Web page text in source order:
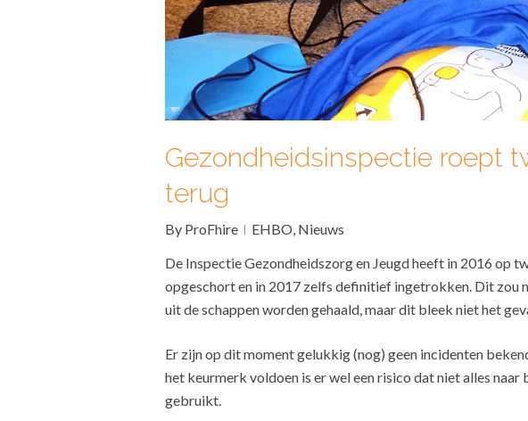
Gezondheidsinspectie roept
terug
By ProFhire EHBO Nieuws
De Inspectie Gezondheidszorg en Jeugd heeft in 2016 op
opgeschort en in 2017 zelfs definitief ingetrokken. Dit zou
uit de schappen worden gehaald, maar dit bleek niet het
Er zijn op dit moment gelukkig (nog) geen incidenten
het keurmerk voldoen is er wel een risico dat niet alles
gebruikt.